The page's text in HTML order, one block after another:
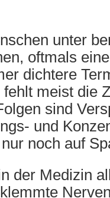
unter
oftmals
dichtere
meist die
sind
und
noch auf
der Medizin